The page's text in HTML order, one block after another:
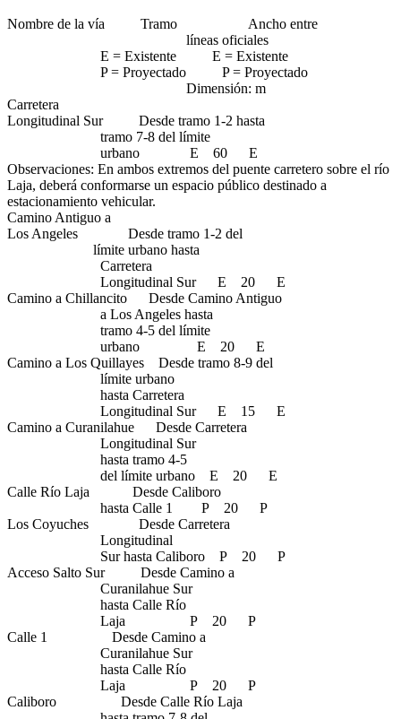
Nombre de la vía Tramo Ancho entre
líneas oficiales
E = Existente E = Existente
P = Proyectado P = Proyectado
Dimensión: m
Carretera
Longitudinal Sur Desde tramo 1-2 hasta
tramo 7-8 del límite
urbano E 60 E
Observaciones: En ambos extremos del puente carretero sobre el río
Laja, deberá conformarse un espacio público destinado a
estacionamiento vehicular.
Camino Antiguo a
Los Angeles Desde tramo 1-2 del
límite urbano hasta
Carretera
Longitudinal Sur E 20 E
Camino a Chillancito Desde Camino Antiguo
a Los Angeles hasta
tramo 4-5 del límite
urbano E 20 E
Camino a Los Quillayes Desde tramo 8-9 del
límite urbano
hasta Carretera
Longitudinal Sur E 15 E
Camino a Curanilahue Desde Carretera
Longitudinal Sur
hasta tramo 4-5
del límite urbano E 20 E
Calle Río Laja Desde Caliboro
hasta Calle 1 P 20 P
Los Coyuches Desde Carretera
Longitudinal
Sur hasta Caliboro P 20 P
Acceso Salto Sur Desde Camino a
Curanilahue Sur
hasta Calle Río
Laja P 20 P
Calle 1 Desde Camino a
Curanilahue Sur
hasta Calle Río
Laja P 20 P
Caliboro Desde Calle Río Laja